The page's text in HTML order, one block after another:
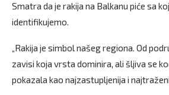
Smatra da je rakija na Balkanu piće sa
identifikujemo.
„Rakija je simbol našeg regiona. Od
zavisi koja vrsta dominira, ali šljiva se
pokazala kao najzastupljenija i